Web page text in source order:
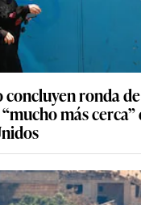
ronda de
más